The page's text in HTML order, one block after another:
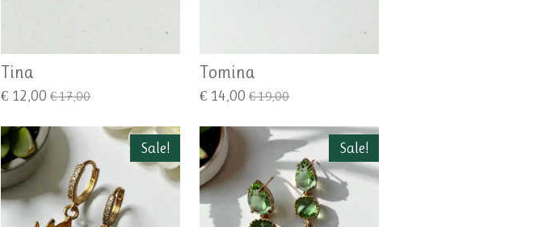
Tina
€ 12,00 € 17,00
Tomina
€ 14,00 € 19,00
Sale! Sale!